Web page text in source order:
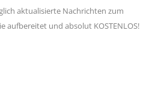
aktualisierte Nachrichten zum
aufbereitet und absolut KOSTENLOS!